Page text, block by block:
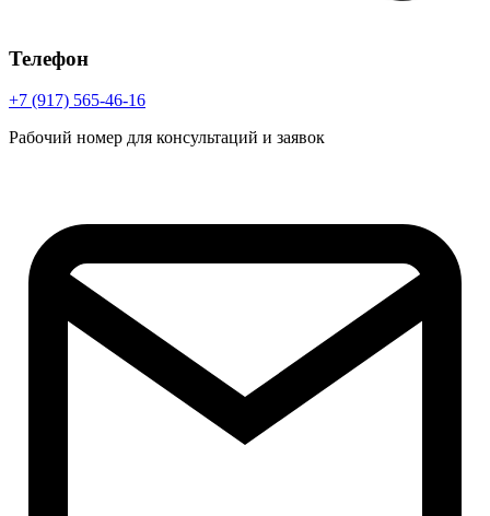
Телефон
+7 (917) 565-46-16
Рабочий номер для консультаций и заявок